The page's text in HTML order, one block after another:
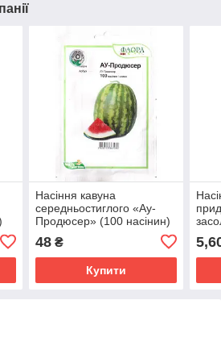
Насіння кавуна
середньостиглого «Ау-
Продюсер» (100 насінин)
48₴
Купити
ТМ